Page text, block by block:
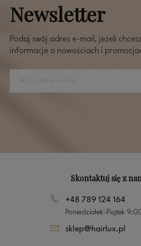
Newsletter
Podaj swój adres e-mail, jeżeli
informacje o nowościach i
Skontaktuj się z
+48 789 124 164
Poniedziałek-Piątek
sklep@hairlux.pl